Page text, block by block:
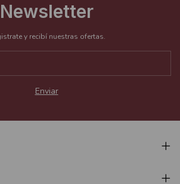
Newsletter
y recibí nuestras ofertas.